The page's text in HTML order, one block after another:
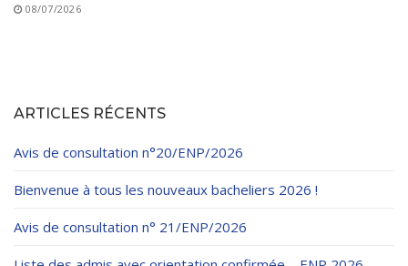
08/07/2026
ARTICLES RÉCENTS
Avis de consultation n°20/ENP/2026
Bienvenue à tous les nouveaux bacheliers 2026 !
Avis de consultation n° 21/ENP/2026